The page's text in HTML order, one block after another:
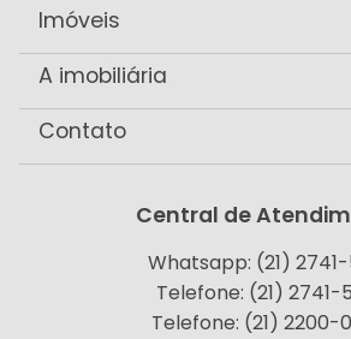
Imóveis
A imobiliária
Contato
Central de
Whatsapp: (21) 2741-
Telefone: (21) 2741-
Telefone: (21) 2200-